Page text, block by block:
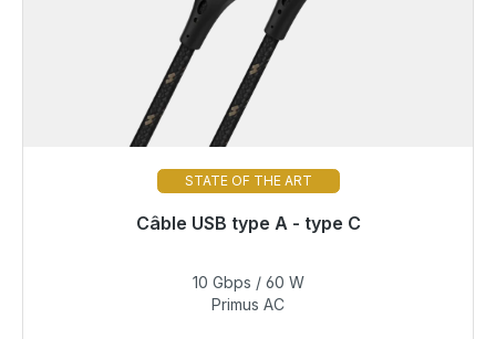
STATE OF THE ART
Câble USB type A - type C
Prêt à être expédié, délai de livraison 48h*
49,99 €
10 Gbps / 60 W
Primus AC